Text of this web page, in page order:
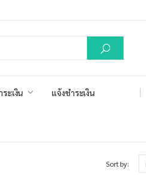
ะเงิน แจ้งชำระเงิน
Sort by: